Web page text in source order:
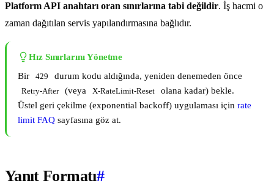
Platform API anahtarı oran sınırlarına tabi değildir. İş hacmi o
zaman dağıtılan servis yapılandırmasına bağlıdır.
Hız Sınırlarını Yönetme
Bir
429 durum kodu aldığında, yeniden denemeden önce
Retry-After (veya X-RateLimit-Reset
olana kadar) bekle.
Üstel geri çekilme (exponential backoff) uygulaması için rate
limit FAQ sayfasına göz at.
Yanıt Formatı#